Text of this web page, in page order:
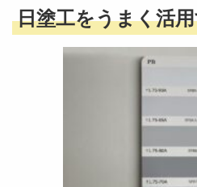
日塗工をうまく活